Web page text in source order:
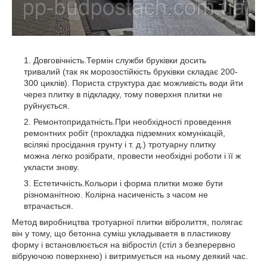
Довговічність.Термін служби бруківки досить
тривалий (так як морозостійкість бруківки складає 200-
300 циклів). Пориста структура дає можливість води йти
через плитку в підкладку, тому поверхня плитки не
руйнується.
Ремонтопридатність.При необхідності проведення
ремонтних робіт (прокладка підземних комунікацій,
всілякі просідання грунту і т. д.) тротуарну плитку
можна легко розібрати, провести необхідні роботи і її ж
укласти знову.
Естетичність.Кольори і форма плитки може бути
різноманітною. Колірна насиченість з часом не
втрачається.
Метод виробництва тротуарної плитки вібролиття, полягає
він у тому, що бетонна суміш укладываетя в пластикову
форму і встановлюється на вібростіл (стіл з безперервно
вібруючою поверхнею) і витримується на ньому деякий час.